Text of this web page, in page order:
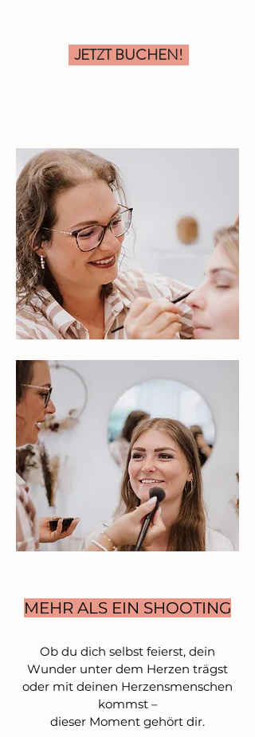
JETZT BUCHEN!
MEHR ALS EIN SHOOTING
Ob du dich selbst feierst, dein
Wunder unter dem Herzen trägst
oder mit deinen Herzensmenschen
kommst –
dieser Moment gehört dir.